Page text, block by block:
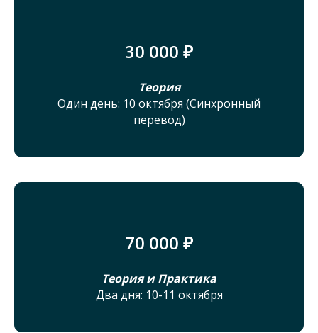
30 000 ₽
Теория
Один день: 10 октября (Синхронный
перевод)
70 000 ₽
Теория и Практика
Два дня: 10-11 октября